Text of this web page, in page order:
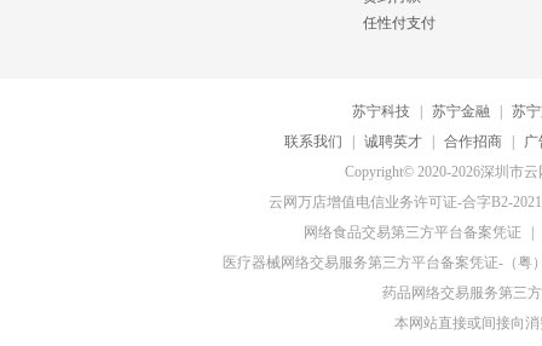
任性付支付
苏宁科技 苏宁金融
苏
联系我们
诚聘英才 合作招商
广
Copyright© 2020-2026深圳市
云网万店增值电信业务许可证-合字B2-
网络食品交易第三方平台备案凭证
医疗器械网络交易服务第三方平台备案凭证-（粤
药品网络交易服务第三
本网站直接或间接向